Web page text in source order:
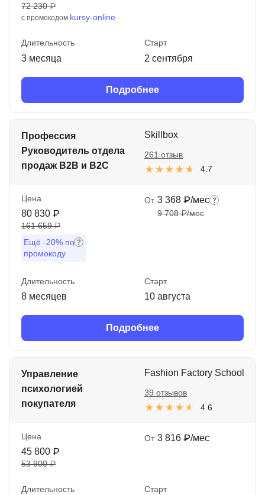
72 230 ₽
с промокодом kursy-online
Длительность
3 месяца
Старт
2 сентября
Подробнее
Профессия
Руководитель отдела
продаж B2B и B2C
Skillbox
4.7
261 отзыв
Цена
80 830 ₽
161 659 ₽
Ещё -20% по
промокоду
От 3 368 ₽/мес
9 708 ₽/мес
Длительность
8 месяцев
Старт
10 августа
Подробнее
Управление
психологией
покупателя
Fashion Factory School
4.6
39 отзывов
Цена
45 800 ₽
53 900 ₽
От 3 816 ₽/мес
Длительность Старт